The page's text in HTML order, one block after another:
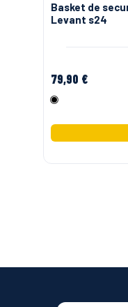
Basket de
Levant s24
79,90 €
Noir